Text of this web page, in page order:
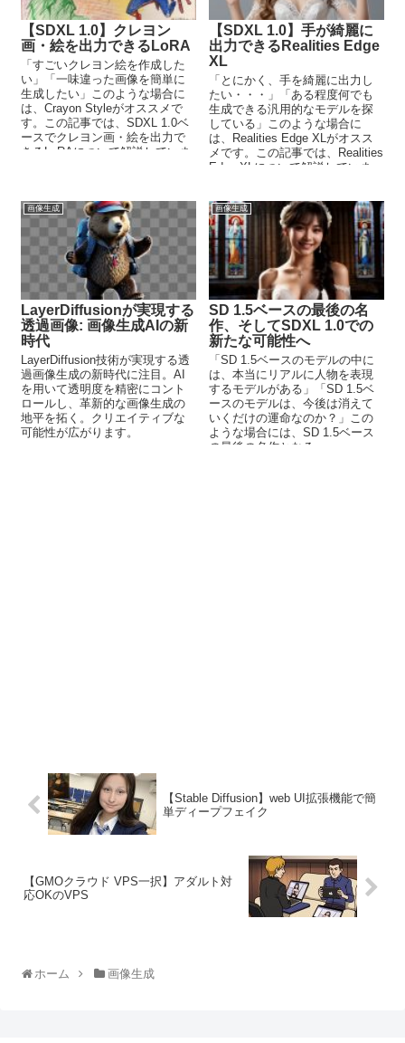
【SDXL 1.0】クレヨン
画・絵を出力できるLoRA
「すごいクレヨン絵を作成した
い」「一味違った画像を簡単に
生成したい」このような場合に
は、Crayon Styleがオススメで
す。この記事では、SDXL 1.0ベ
ースでクレヨン画・絵を出力で
きるLoRAについて解説していま
【SDXL 1.0】手が綺麗に
出力できるRealities Edge
XL
「とにかく、手を綺麗に出力し
たい・・・」「ある程度何でも
生成できる汎用的なモデルを探
している」このような場合に
は、Realities Edge XLがオスス
メです。この記事では、Realities
Edge XLについて解説していま
画像生成
LayerDiffusionが実現する
透過画像: 画像生成AIの新
時代
LayerDiffusion技術が実現する透
過画像生成の新時代に注目。AI
を用いて透明度を精密にコント
ロールし、革新的な画像生成の
地平を拓く。クリエイティブな
可能性が広がります。
画像生成
SD 1.5ベースの最後の名
作、そしてSDXL 1.0での
新たな可能性へ
「SD 1.5ベースのモデルの中に
は、本当にリアルに人物を表現
するモデルがある」「SD 1.5ベ
ースのモデルは、今後は消えて
いくだけの運命なのか？」この
ような場合には、SD 1.5ベース
の最後の名作となる
【Stable Diffusion】web UI拡張機能で簡
単ディープフェイク
【GMOクラウド VPS一択】アダルト対
応OKのVPS
ホーム 画像生成